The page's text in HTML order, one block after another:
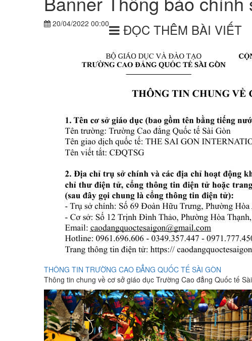
20/04/2022 00:00 ĐỌC THÊM BÀI VIẾT
THÔNG TIN TRƯỜNG CAO ĐẲNG QUỐC TẾ SÀI GÒN
Thông tin chung về cơ sở giáo dục Trường Cao đẳng Quốc tế